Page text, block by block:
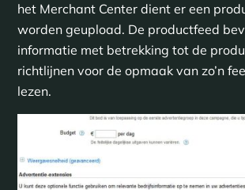
het Merchant Center dient er een
worden geupload. De productfeed
informatie met betrekking tot de
richtlijnen voor de opmaak van zo’n
lezen.